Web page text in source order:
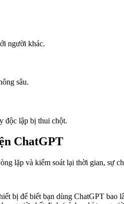
người khác.
sâu.
độc lập bị thui chột.
ChatGPT
lặp và kiểm soát lại thời gian, sự
bị để biết bạn dùng ChatGPT bao